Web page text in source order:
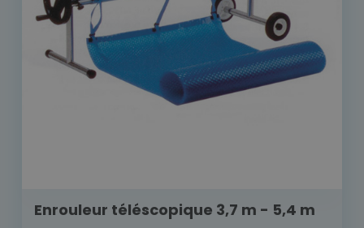
Enrouleur téléscopique 3,7 m - 5,4 m